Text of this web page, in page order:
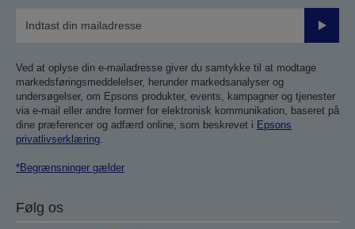
Send
Ved at oplyse din e-mailadresse giver du samtykke til at modtage
markedsføringsmeddelelser, herunder markedsanalyser og
undersøgelser, om Epsons produkter, events, kampagner og tjenester
via e-mail eller andre former for elektronisk kommunikation, baseret på
dine præferencer og adfærd online, som beskrevet i Epsons
privatlivserklæring.
*Begrænsninger gælder
Følg os